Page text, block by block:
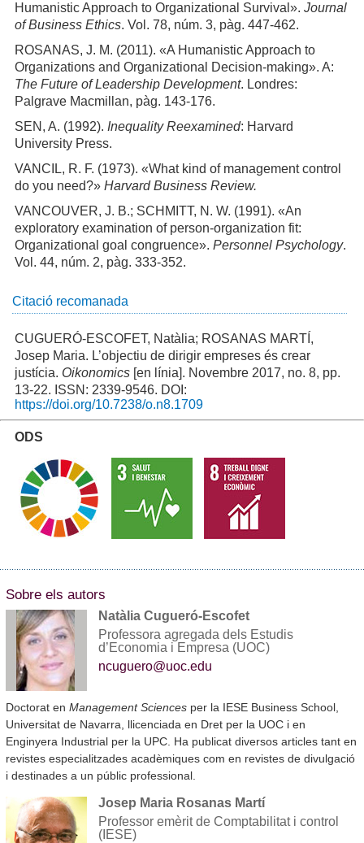
Humanistic Approach to Organizational Survival». Journal
of Business Ethics. Vol. 78, núm. 3, pàg. 447-462.
ROSANAS, J. M. (2011). «A Humanistic Approach to
Organizations and Organizational Decision-making». A:
The Future of Leadership Development. Londres:
Palgrave Macmillan, pàg. 143-176.
SEN, A. (1992). Inequality Reexamined: Harvard
University Press.
VANCIL, R. F. (1973). «What kind of management control
do you need?» Harvard Business Review.
VANCOUVER, J. B.; SCHMITT, N. W. (1991). «An
exploratory examination of person-organization fit:
Organizational goal congruence». Personnel Psychology.
Vol. 44, núm. 2, pàg. 333-352.
Citació recomanada
CUGUERÓ-ESCOFET, Natàlia; ROSANAS MARTÍ,
Josep Maria. L’objectiu de dirigir empreses és crear
justícia. Oikonomics[en línia]. Novembre 2017, no. 8, pp.
13-22. ISSN: 2339-9546. DOI:
https://doi.org/10.7238/o.n8.1709
ODS
Sobre els autors
Natàlia Cugueró-Escofet
Professora agregada dels Estudis
d’Economia i Empresa (UOC)
ncuguero@uoc.edu
Doctorat en Management Sciences per la IESE Business School,
Universitat de Navarra, llicenciada en Dret per la UOC i en
Enginyera Industrial per la UPC. Ha publicat diversos articles tant en
revistes especialitzades acadèmiques com en revistes de divulgació
i destinades a un públic professional.
Josep Maria Rosanas Martí
Professor emèrit de Comptabilitat i control
(IESE)